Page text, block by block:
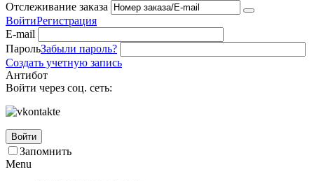
Отслеживание заказа
ВойтиРегистрация
E-mail
ПарольЗабыли пароль?
Создать учетную запись
Антибот
Войти через соц. сеть:
Войти
Запомнить
Menu